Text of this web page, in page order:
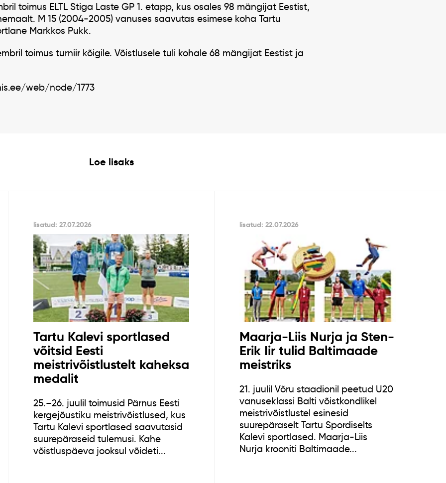
toimus ELTL Stiga Laste GP 1. etapp, kus osales 98 mängijat Eestist,
M 15 (2004-2005) vanuses saavutas esimese koha Tartu
Markkos Pukk.
toimus turniir kõigile. Võistlusele tuli kohale 68 mängijat Eestist ja
web/node/1773
Loe lisaks
lisatud: 27.07.2026
Tartu Kalevi sportlased
võitsid Eesti
meistrivõistlustelt kaheksa
medalit
25.–26. juulil toimusid Pärnus Eesti
kergejõustiku meistrivõistlused, kus
Tartu Kalevi sportlased saavutasid
suurepäraseid tulemusi. Kahe
võistluspäeva jooksul võideti...
lisatud: 22.07.2026
Maarja-Liis Nurja ja Sten-
Erik Iir tulid Baltimaade
meistriks
21. juulil Võru staadionil peetud U20
vanuseklassi Balti võistkondlikel
meistrivõistlustel esinesid
suurepäraselt Tartu Spordiselts
Kalevi sportlased. Maarja-Liis
Nurja krooniti Baltimaade...